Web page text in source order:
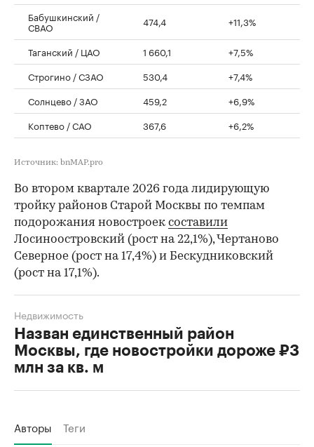
Бабушкинский /
СВАО 474,4 +11,3%
Таганский / ЦАО 1 660,1
+7,5%
Строгино / СЗАО
530,4
+7,4%
Солнцево / ЗАО
459,2
+6,9%
Коптево / САО
367,6 +6,2%
Источник: bnMAP.pro
Во втором квартале 2026 года лидирующую
тройку районов Старой Москвы по темпам
подорожания новостроек составили
Лосиноостровский (рост на 22,1%), Чертаново
Северное (рост на 17,4%) и Бескудниковский
(рост на 17,1%).
Назван единственный район
Москвы, где новостройки дороже ₽3
млн за кв. м
Недвижимость
Авторы Теги